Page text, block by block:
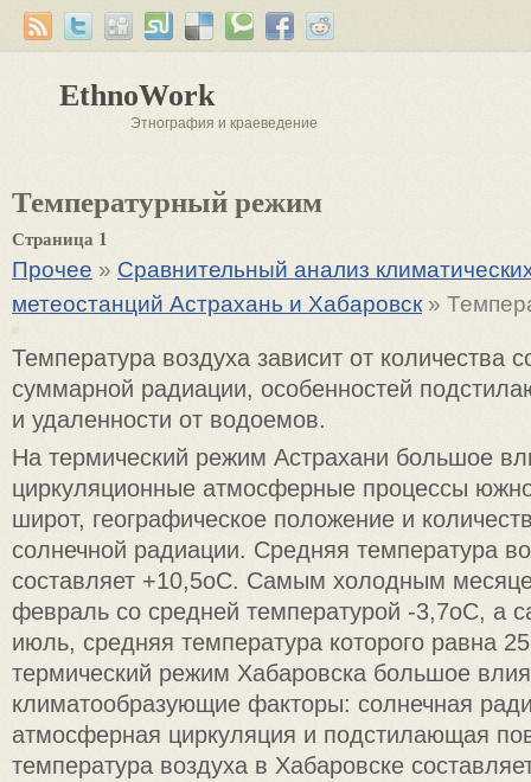
EthnoWork
Этнография и краеведение
Температурный режим
Страница 1
Прочее » Сравнительный анализ
метеостанций Астрахань и Хабаровск »
Температура воздуха зависит от количества
суммарной радиации, особенностей
и удаленности от водоемов.
На термический режим Астрахани большое
циркуляционные атмосферные процессы
широт, географическое положение и
солнечной радиации. Средняя температура
составляет +10,5оС. Самым холодным
февраль со средней температурой -3,7оС, а
июль, средняя температура которого равна
термический режим Хабаровска большое
климатообразующие факторы: солнечная
атмосферная циркуляция и подстилающая
температура воздуха в Хабаровске